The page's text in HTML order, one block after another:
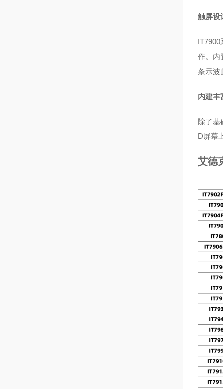
触屏设
作。内
条示波
内建丰
除了基
D屏幕
艾德